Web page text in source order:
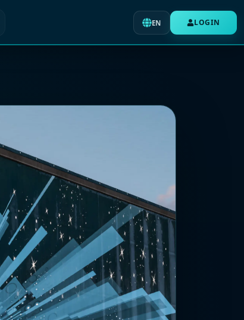
EN LOGIN